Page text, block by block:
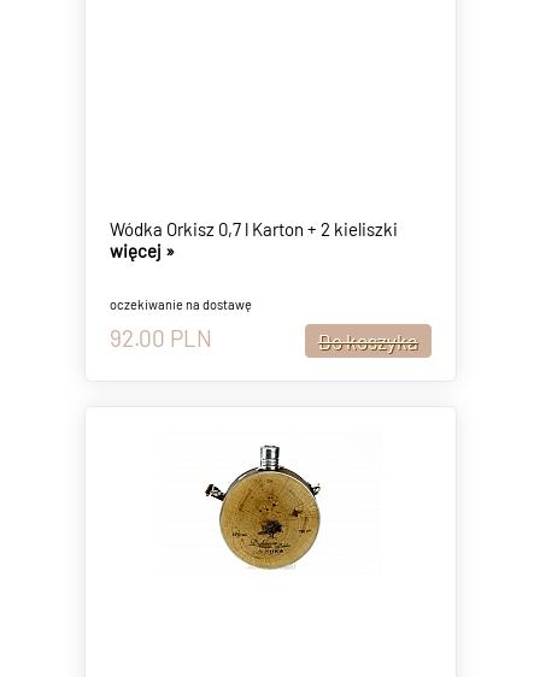
Wódka Orkisz 0,7 l Karton + 2 kieliszki
więcej »
oczekiwanie na dostawę
92.00 PLN